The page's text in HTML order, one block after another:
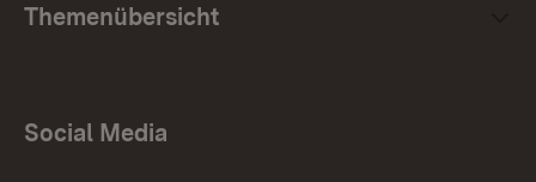
Themenübersicht
Social Media